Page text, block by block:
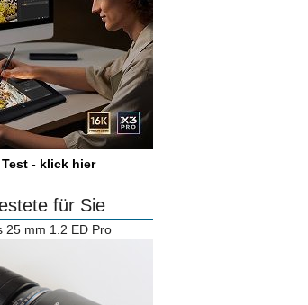
- klick hier
für Sie
25 mm 1.2 ED Pro